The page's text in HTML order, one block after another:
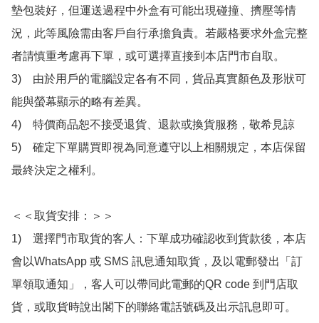
墊包裝好，但運送過程中外盒有可能出現碰撞、擠壓等情
況，此等風險需由客戶自行承擔負責。若嚴格要求外盒完整
者請慎重考慮再下單，或可選擇直接到本店門市自取。
3)　由於用戶的電腦設定各有不同，貨品真實顏色及形狀可
能與螢幕顯示的略有差異。
4)　特價商品恕不接受退貨、退款或換貨服務，敬希見諒
5)　確定下單購買即視為同意遵守以上相關規定，本店保留
最終決定之權利。
＜＜取貨安排：＞＞
1)　選擇門市取貨的客人：下單成功確認收到貨款後，本店
會以WhatsApp 或 SMS 訊息通知取貨，及以電郵發出「訂
單領取通知」，客人可以帶同此電郵的QR code 到門店取
貨，或取貨時說出閣下的聯絡電話號碼及出示訊息即可。